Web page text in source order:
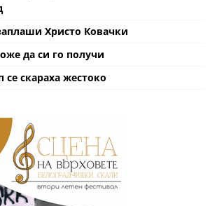
Христо Ковачки
да си го получи
скараха жестоко